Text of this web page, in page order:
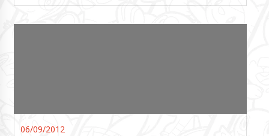
06/09/2012